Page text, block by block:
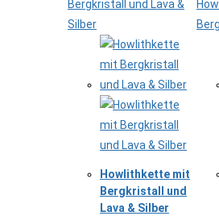
Howlithkette mit
Bergkristall und
Lava & Silber